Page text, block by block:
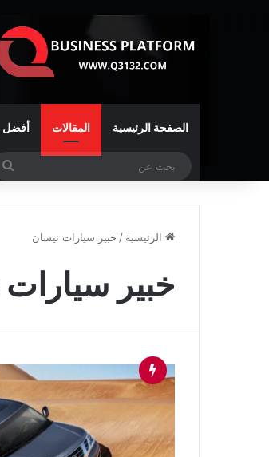
الصفحة الرئيسية المقالات أفضل
الرئيسية / خبير سيارات نيسان
خبير